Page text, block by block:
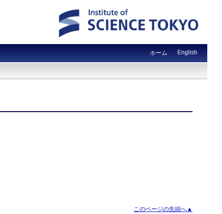
ホーム English
このページの先頭へ▲